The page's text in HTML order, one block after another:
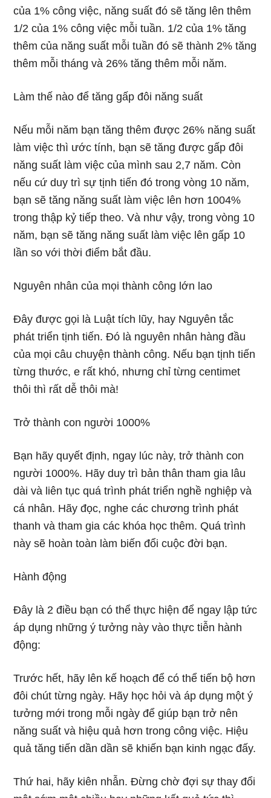
của 1% công việc, năng suất đó sẽ tăng lên thêm
1/2 của 1% công việc mỗi tuần. 1/2 của 1% tăng
thêm của năng suất mỗi tuần đó sẽ thành 2% tăng
thêm mỗi tháng và 26% tăng thêm mỗi năm.
Làm thế nào để tăng gấp đôi năng suất
Nếu mỗi năm bạn tăng thêm được 26% năng suất
làm việc thì ước tính, bạn sẽ tăng được gấp đôi
năng suất làm việc của mình sau 2,7 năm. Còn
nếu cứ duy trì sự tịnh tiến đó trong vòng 10 năm,
bạn sẽ tăng năng suất làm việc lên hơn 1004%
trong thập kỷ tiếp theo. Và như vậy, trong vòng 10
năm, bạn sẽ tăng năng suất làm việc lên gấp 10
lần so với thời điểm bắt đầu.
Nguyên nhân của mọi thành công lớn lao
Đây được gọi là Luật tích lũy, hay Nguyên tắc
phát triển tịnh tiến. Đó là nguyên nhân hàng đầu
của mọi câu chuyện thành công. Nếu bạn tịnh tiến
từng thước, e rất khó, nhưng chỉ từng centimet
thôi thì rất dễ thôi mà!
Trở thành con người 1000%
Bạn hãy quyết định, ngay lúc này, trở thành con
người 1000%. Hãy duy trì bản thân tham gia lâu
dài và liên tục quá trình phát triển nghề nghiệp và
cá nhân. Hãy đọc, nghe các chương trình phát
thanh và tham gia các khóa học thêm. Quá trình
này sẽ hoàn toàn làm biến đổi cuộc đời bạn.
Hành động
Đây là 2 điều bạn có thể thực hiện để ngay lập tức
áp dụng những ý tưởng này vào thực tiễn hành
động:
Trước hết, hãy lên kế hoạch để có thể tiến bộ hơn
đôi chút từng ngày. Hãy học hỏi và áp dụng một ý
tưởng mới trong mỗi ngày để giúp bạn trở nên
năng suất và hiệu quả hơn trong công việc. Hiệu
quả tăng tiến dần dần sẽ khiến bạn kinh ngạc đấy.
Thứ hai, hãy kiên nhẫn. Đừng chờ đợi sự thay đổi